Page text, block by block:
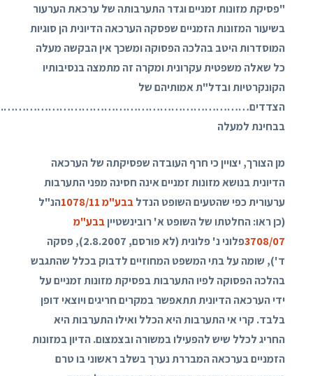
"פסיקת מזונות זמניים וגדר התערבותה של ערכאת הערעור
בשיעור המזונות הזמניים שפסקה הערכאה הדיונית הן סוגיות
המוסדרות היטב בהלכה הפסוקה ומשכך אין הבקשה מעלה
כל שאלה משפטית עקרונית ומקרה זה מתמצה בנסיבותיו
הקונקרטיות ובדל"ת אמותיהם של
הצדדים………………………………………………………….
בבחינת למעלה
מן הצורך, יצויין כי חרף העובדה שפסיקתה של הערכאה
הדיונית בנושא מזונות זמניים אינה חסינה מפני התערבות
ערעורית כפי שהטעים השופט הנדלבבע"מ 1078/11
הנ"ל
(כן ראו: החלטתו של השופט א' רובינשטייןבבע"מ
3708/07
פלוני נ' פלונית (לא פורסם, 2.8.2007), פסקה
ד'), שומה על בתי המשפט המחוזיים לדבוק בכלל שהתגבש
בהלכה הפסוקה לפיו התערבות בפסיקת מזונות זמניים על
ידי הערכאה הדיונית תתאפשר במקרים חריגים ויוצאי דופן
בלבד. קרי אי התערבות היא הכלל ואילו התערבות היא
החריג לכלל שיש להפעילו במשורה ובצמצום. הדיון במזונות
הזמניים בערכאה המבררת נערך בשלב ראשוני בו טרם